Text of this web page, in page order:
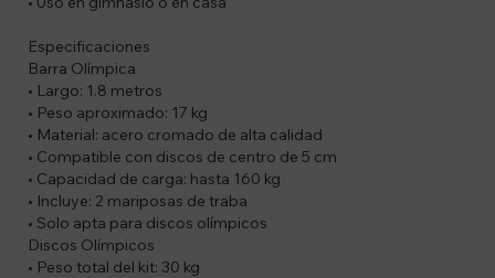
Especificaciones
Barra Olímpica
• Largo: 1.8 metros
• Peso aproximado: 17 kg
• Material: acero cromado de alta calidad
• Compatible con discos de centro de 5 cm
• Capacidad de carga: hasta 160 kg
• Incluye: 2 mariposas de traba
• Solo apta para discos olímpicos
Discos Olímpicos
• Peso total del kit: 30 kg